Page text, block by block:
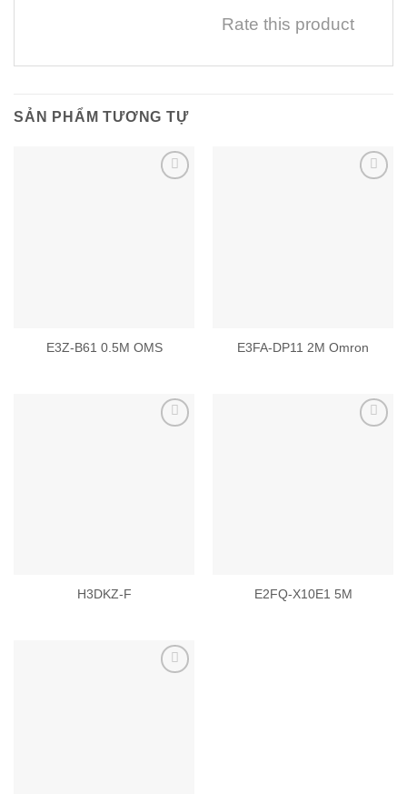
Rate this product
SẢN PHẨM TƯƠNG TỰ
E3Z-B61 0.5M OMS E3FA-DP11 2M Omron
H3DKZ-F E2FQ-X10E1 5M